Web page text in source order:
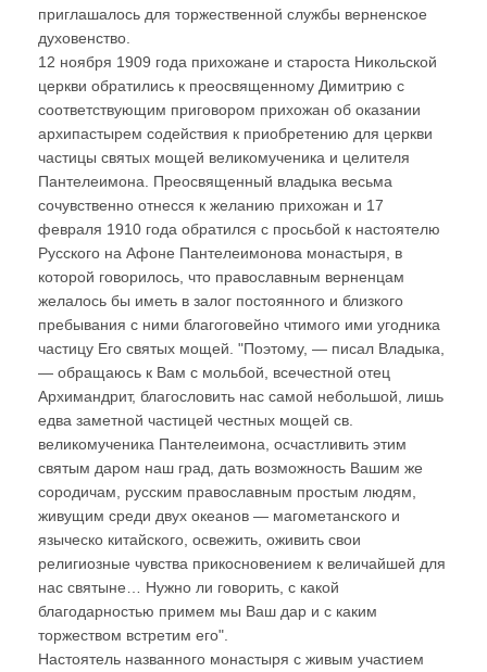
приглашалось для торжественной службы верненское
духовенство.
12 ноября 1909 года прихожане и староста Никольской
церкви обратились к преосвященному Димитрию с
соответствующим приговором прихожан об оказании
архипастырем содействия к приобретению для церкви
частицы святых мощей великомученика и целителя
Пантелеимона. Преосвященный владыка весьма
сочувственно отнесся к желанию прихожан и 17
февраля 1910 года обратился с просьбой к настоятелю
Русского на Афоне Пантелеимонова монастыря, в
которой говорилось, что православным верненцам
желалось бы иметь в залог постоянного и близкого
пребывания с ними благоговейно чтимого ими угодника
частицу Его святых мощей. "Поэтому, — писал Владыка,
— обращаюсь к Вам с мольбой, всечестной отец
Архимандрит, благословить нас самой небольшой, лишь
едва заметной частицей честных мощей св.
великомученика Пантелеимона, осчастливить этим
святым даром наш град, дать возможность Вашим же
сородичам, русским православным простым людям,
живущим среди двух океанов — магометанского и
языческо китайского, освежить, оживить свои
религиозные чувства прикосновением к величайшей для
нас святыне… Нужно ли говорить, с какой
благодарностью примем мы Ваш дар и с каким
торжеством встретим его".
Настоятель названного монастыря с живым участием